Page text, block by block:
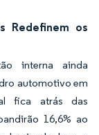
Redefinem os
interna ainda
automotivo em
fica atrás das
16,6% ao